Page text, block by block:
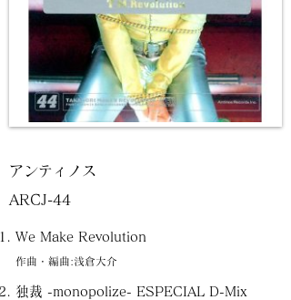
We Make Revolution
作曲・編曲:浅倉大介
独裁 -monopolize- ESPECIAL D-Mix
アンティノス
ARCJ-44